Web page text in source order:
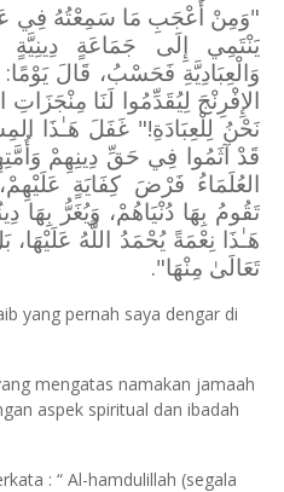
"وَمِنْ أَعْجَبِ مَا سَمِعْتُهُ فِي
يَنْتَمِي إِلَى جَمَاعَةٍ دِينِيَّةٍ
وَالْعِبَادِيَّةِ فَحَسْبُ، قَالَ
الإِفْرِنْجَ لِيُقَدِّمُوا لَنَا مِنْجَزَاتِ
نَحْنُ لِلْعِبَادَةِ!" غَفَلَ هَـٰذَا
قَدْ آثَمُوا فِي حَقِّ دِينِهِمْ
العُلَمَاءُ فَرْضَ كِفَايَةٍ
تَقُومُ بِهَا دُنْيَاهُمْ، وَيُغَرُّ بِهَا
هَـٰذَا نِعْمَةً يُحْمَدُ اللَّهُ
تَعَالَىٰ مِنْهَا".
yang pernah saya dengar di
mengatas namakan jamaah
aspek spiritual dan ibadah
: “ Al-hamdulillah (segala